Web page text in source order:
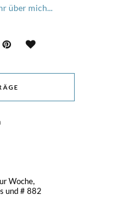
über mich...
Woche,
und # 882